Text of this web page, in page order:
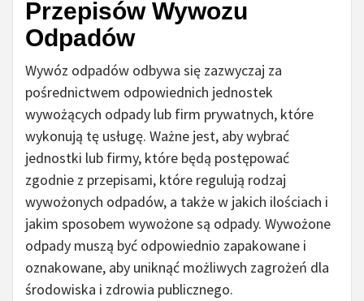
Przepisów Wywozu
Odpadów
Wywóz odpadów odbywa się zazwyczaj za
pośrednictwem odpowiednich jednostek
wywożących odpady lub firm prywatnych, które
wykonują tę usługę. Ważne jest, aby wybrać
jednostki lub firmy, które będą postępować
zgodnie z przepisami, które regulują rodzaj
wywożonych odpadów, a także w jakich ilościach i
jakim sposobem wywożone są odpady. Wywożone
odpady muszą być odpowiednio zapakowane i
oznakowane, aby uniknąć możliwych zagrożeń dla
środowiska i zdrowia publicznego.